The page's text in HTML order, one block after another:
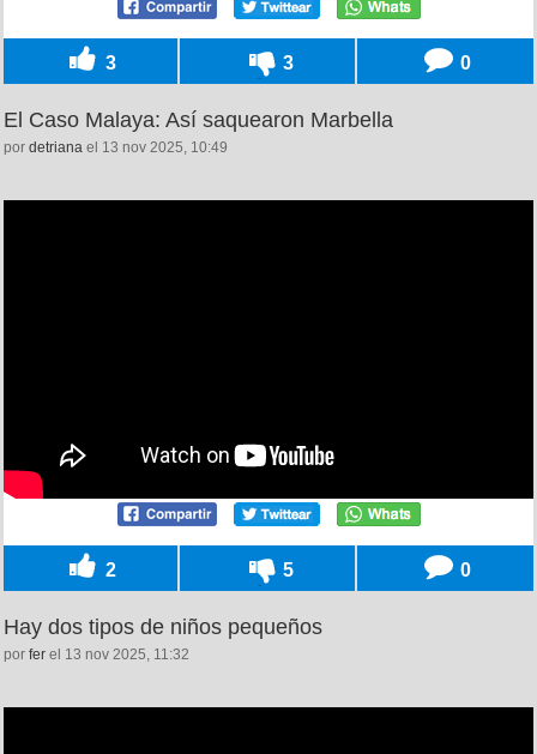
3 3 0
El Caso Malaya: Así saquearon Marbella
por detriana el 13 nov 2025, 10:49
2 5 0
Hay dos tipos de niños pequeños
por fer el 13 nov 2025, 11:32